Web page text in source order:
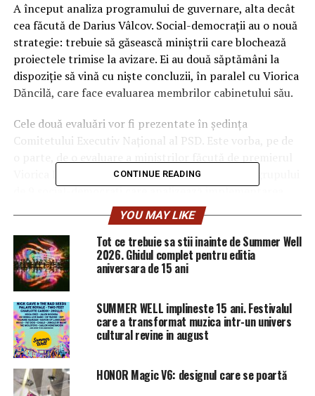
A început analiza programului de guvernare, alta decât
cea făcută de Darius Vâlcov. Social-democraţii au o nouă
strategie: trebuie să găsească miniştrii care blochează
proiectele trimise la avizare. Ei au două săptămâni la
dispoziţie să vină cu nişte concluzii, în paralel cu Viorica
Dăncilă, care face evaluarea membrilor cabinetului său.
Cele două evaluări vor fi prezentate în şedinţa
Comitetului Executiv Naţional al PSD. Este vorba, pe de
Viorica Dăncilă şi, pe de altă parte de concluzia grupului
de 9 social-democraţi care analizează implementarea
programului de guvernare.
Activitatea acestui grup este diferită de evaluarea pe
care o făcea Darius Vâlcov, care analiza fiecare ministru
în parte.Grupul format la începutul acestei săptămâni
analizează parcursul avizării fiecărui proiect important
din acest program de guvernare – de exemplu, OUG
pentru Fondul Suveran de Investiţii.Grupul va analiza
dacă există miniştri sau angajaţi din ministere care au
blocat un anumit proiect, atunci aceştia vor fi
sancţionaţi de partid.
CONTINUE READING
YOU MAY LIKE
Tot ce trebuie sa stii inainte de Summer Well
2026. Ghidul complet pentru editia
aniversara de 15 ani
SUMMER WELL implineste 15 ani. Festivalul
care a transformat muzica intr-un univers
cultural revine in august
HONOR Magic V6: designul care se poartă